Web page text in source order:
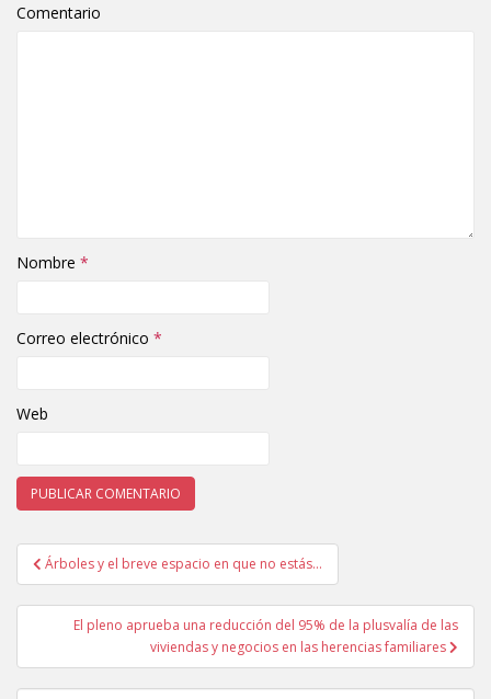
Comentario
Nombre *
Correo electrónico *
Web
Navegación de entradas
Árboles y el breve espacio en que no estás…
El pleno aprueba una reducción del 95% de la plusvalía de las
viviendas y negocios en las herencias familiares